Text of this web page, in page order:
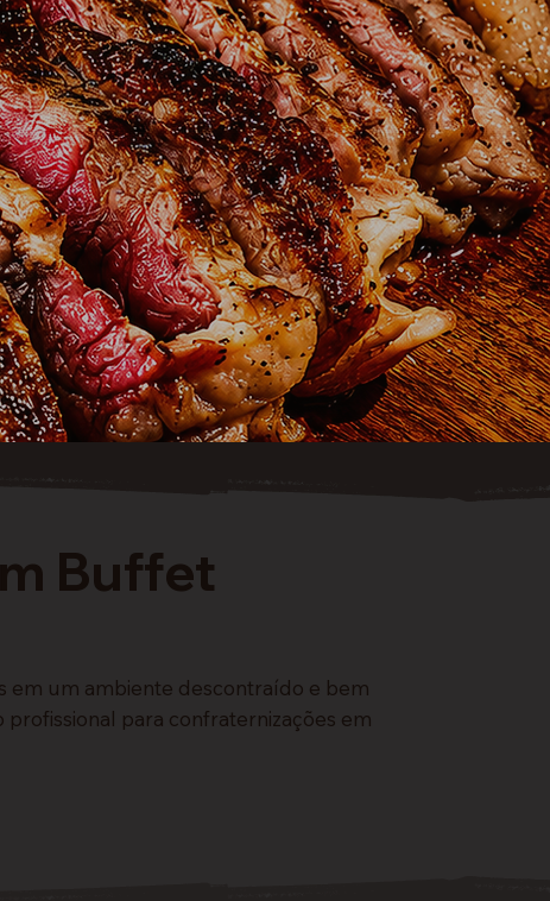
Buffet
em um ambiente descontraído e bem
para confraternizações em